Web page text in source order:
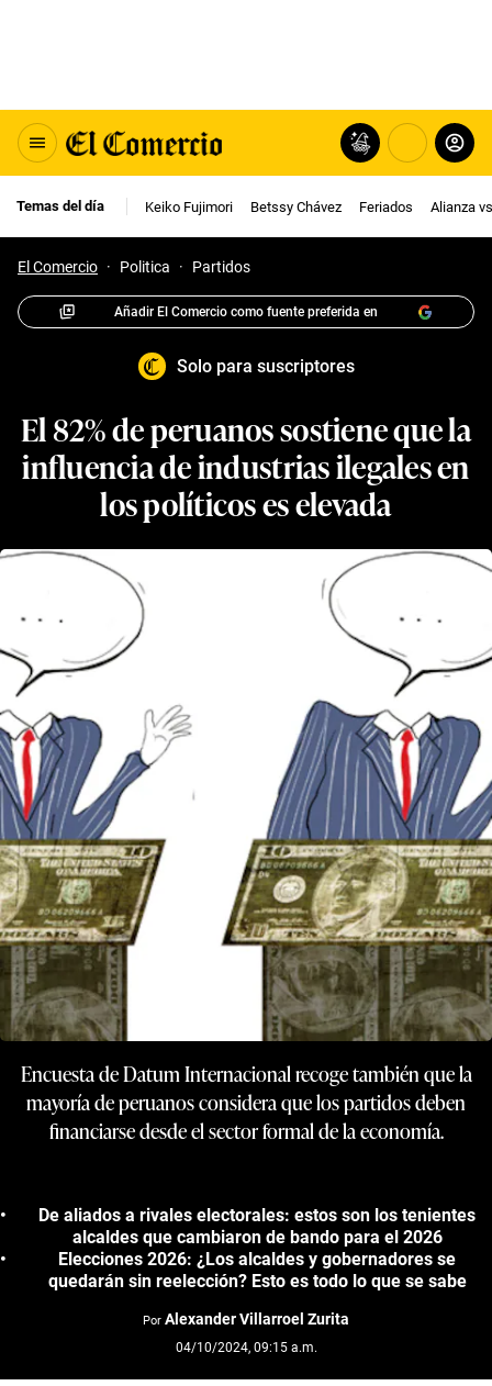
Temas del día Keiko Fujimori Betssy Chávez Feriados Alianza
El Comercio · Politica · Partidos
Añadir El Comercio como fuente preferida en
Solo para suscriptores
El 82% de peruanos sostiene que la
influencia de industrias ilegales en
los políticos es elevada
Encuesta de Datum Internacional recoge también que la
mayoría de peruanos considera que los partidos deben
financiarse desde el sector formal de la economía.
De aliados a rivales electorales: estos son los tenientes
alcaldes que cambiaron de bando para el 2026
Elecciones 2026: ¿Los alcaldes y gobernadores se
quedarán sin reelección? Esto es todo lo que se sabe
Por Alexander Villarroel Zurita
04/10/2024, 09:15 a.m.